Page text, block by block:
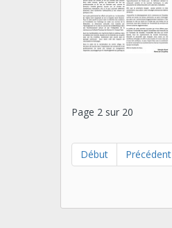
Page 2 sur 20
Début Précédent